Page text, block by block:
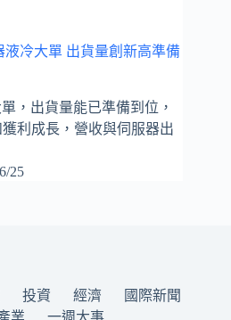
冷大單 出貨量創新高準備
，出貨量能已準備到位，
利成長，營收與伺服器出
25
投資 經濟
國際新聞
業 一週大事